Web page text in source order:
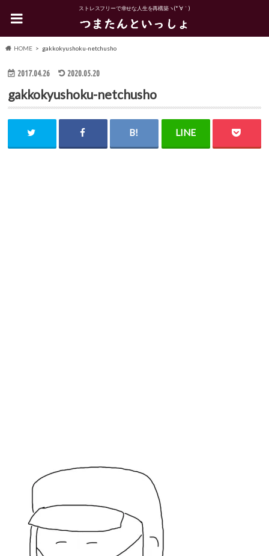
ストレスフリーで幸せな人生を再構築ヽ(*´∀｀)
HOME gakkokyushoku-netchusho
2017.04.26 2020.05.20
gakkokyushoku-netchusho